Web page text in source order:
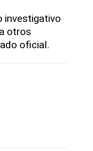
investigativo
otros
oficial.